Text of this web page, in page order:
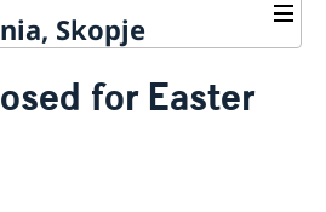
Skopje
for Easter